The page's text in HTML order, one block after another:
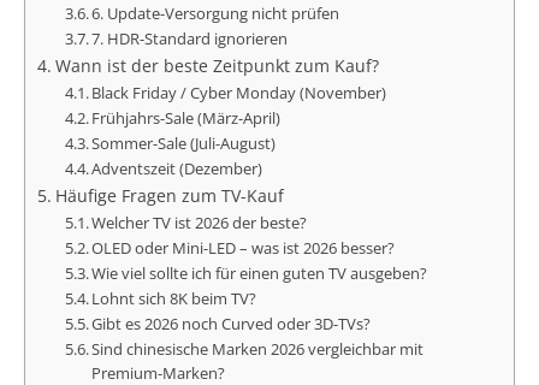
6. Update-Versorgung nicht prüfen
7. HDR-Standard ignorieren
Wann ist der beste Zeitpunkt zum Kauf?
Black Friday / Cyber Monday (November)
Frühjahrs-Sale (März-April)
Sommer-Sale (Juli-August)
Adventszeit (Dezember)
Häufige Fragen zum TV-Kauf
Welcher TV ist 2026 der beste?
OLED oder Mini-LED – was ist 2026 besser?
Wie viel sollte ich für einen guten TV ausgeben?
Lohnt sich 8K beim TV?
Gibt es 2026 noch Curved oder 3D-TVs?
Sind chinesische Marken 2026 vergleichbar mit
Premium-Marken?